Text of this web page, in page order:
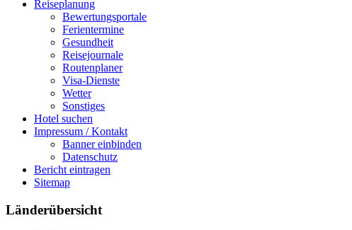
Reiseplanung
Bewertungsportale
Ferientermine
Gesundheit
Reisejournale
Routenplaner
Visa-Dienste
Wetter
Sonstiges
Hotel suchen
Impressum / Kontakt
Banner einbinden
Datenschutz
Bericht eintragen
Sitemap
Länderübersicht